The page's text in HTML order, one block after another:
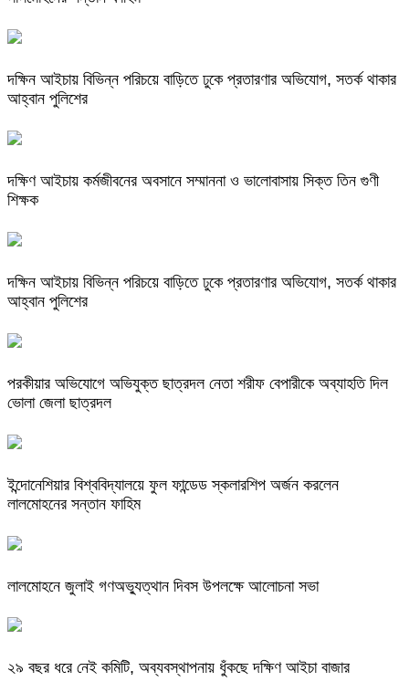
দক্ষিন আইচায় ‎বিভিন্ন পরিচয়ে বাড়িতে ঢুকে প্রতারণার অভিযোগ, সতর্ক থাকার
আহ্বান পুলিশের
দক্ষিণ আইচায় কর্মজীবনের অবসানে সম্মাননা ও ভালোবাসায় সিক্ত তিন গুণী
শিক্ষক
দক্ষিন আইচায় ‎বিভিন্ন পরিচয়ে বাড়িতে ঢুকে প্রতারণার অভিযোগ, সতর্ক থাকার
আহ্বান পুলিশের
পরকীয়ার অভিযোগে অভিযুক্ত ছাত্রদল নেতা শরীফ বেপারীকে অব্যাহতি দিল
ভোলা জেলা ছাত্রদল
ইন্দোনেশিয়ার বিশ্ববিদ্যালয়ে ফুল ফান্ডেড স্কলারশিপ অর্জন করলেন
লালমোহনের সন্তান ফাহিম
লালমোহনে জুলাই গণঅভ্যুত্থান দিবস উপলক্ষে আলোচনা সভা
২৯ বছর ধরে নেই কমিটি, অব্যবস্থাপনায় ধুঁকছে দক্ষিণ আইচা বাজার